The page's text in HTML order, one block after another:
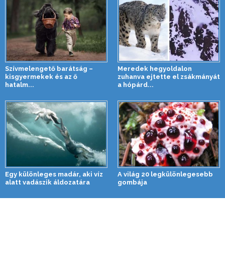
Szívmelengető barátság –
kisgyermekek és az ő
hatalm...
Meredek hegyoldalon
zuhanva ejtette el zsákmányát
a hópárd...
Egy különleges madár, aki víz
alatt vadászik áldozatára
A világ 20 legkülönlegesebb
gombája